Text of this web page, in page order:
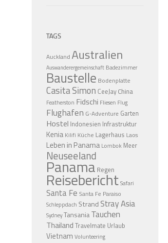
TAGS
Auckland Australien
Auswanderergemeinschaft Badezimmer
Baustelle Bodenplatte
Casita Simon CeeJay China
Featherston Fidschi Fliesen Flug
Flughafen G-Adventure Garten
Hostel Indonesien Infrastruktur
Kenia Kilifi Küche Lagerhaus Laos
Leben in Panama Lombok Meer
Neuseeland
Panama Regen
Reisebericht Safari
Santa Fe Santa Fe Paraiso
Schleppdach Strand Stray Asia
SydneyTansaniaTauchen
Thailand Travelmate Urlaub
Vietnam Volunteering